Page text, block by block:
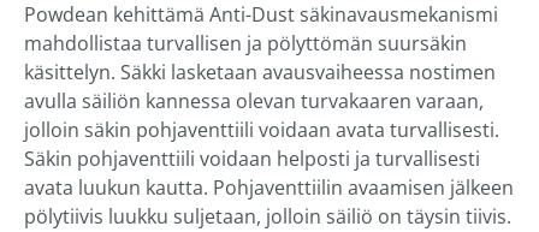
Powdean kehittämä Anti-Dust säkinavausmekanismi
mahdollistaa turvallisen ja pölyttömän suursäkin
käsittelyn. Säkki lasketaan avausvaiheessa nostimen
avulla säiliön kannessa olevan turvakaaren varaan,
jolloin säkin pohjaventtiili voidaan avata turvallisesti.
Säkin pohjaventtiili voidaan helposti ja turvallisesti
avata luukun kautta. Pohjaventtiilin avaamisen jälkeen
pölytiivis luukku suljetaan, jolloin säiliö on täysin tiivis.